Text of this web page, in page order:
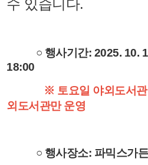
수 있습니다.
○ 행사기간: 2025. 10.
18:00
※ 토요일 야외도서
외도서관만 운영
○ 행사장소: 파믹스가